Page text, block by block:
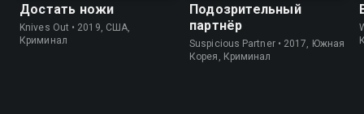
Достать ножи
Knives Out • 2019, США,
Криминал
Подозрительный
партнёр
Suspicious Partner • 2017, Южная
Корея, Криминал